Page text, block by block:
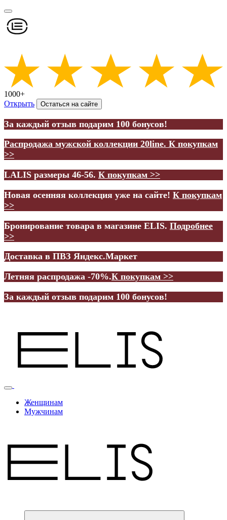
1000+
Открыть
Остаться на сайте
За каждый отзыв подарим 100 бонусов!
Распродажа мужской коллекции 20line. К покупкам
>>
LALIS размеры 46-56. К покупкам >>
Новая осенняя коллекция уже на сайте! К покупкам
>>
Бронирование товара в магазине ELIS. Подробнее
>>
Доставка в ПВЗ Яндекс.Маркет
Летняя распродажа -70%.К покупкам >>
За каждый отзыв подарим 100 бонусов!
Женщинам
Мужчинам